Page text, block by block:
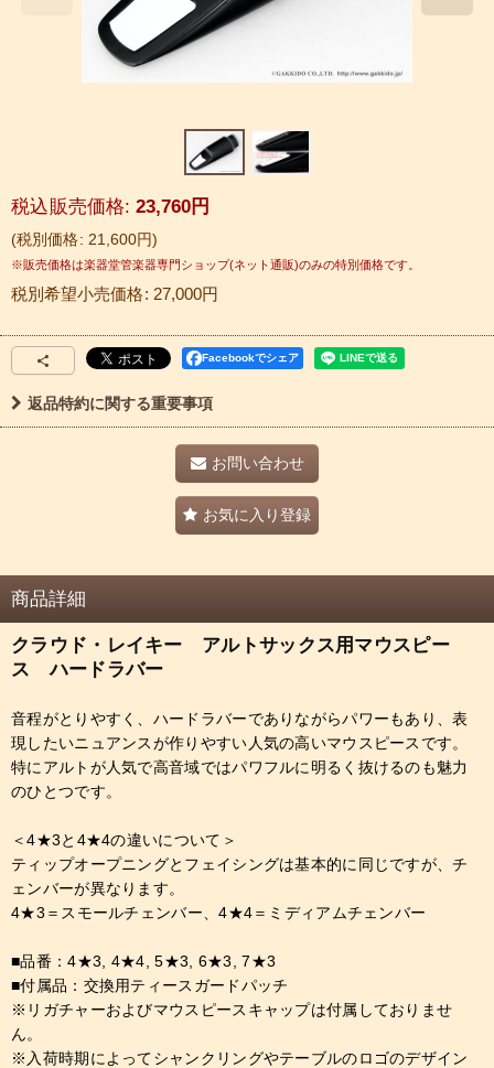
税別価格: 21,600円
税込 : 23,760円
税別希望小売価格: 27,000円
Facebookでシェア
返品特約に関する重要事項
お問い合わせ
お気に入り登録
商品詳細
クラウド・レイキー アルトサックス用マウスピー
ス ハードラバー
音程がとりやすく、ハードラバーでありながらパワーもあり、表
現したいニュアンスが作りやすい人気の高いマウスピースです。
特にアルトが人気で高音域ではパワフルに明るく抜けるのも魅力
のひとつです。
＜4★3と4★4の違いについて＞
ティップオープニングとフェイシングは基本的に同じですが、チ
ェンバーが異なります。
4★3＝スモールチェンバー、4★4＝ミディアムチェンバー
■品番：4★3, 4★4, 5★3, 6★3, 7★3
■付属品：交換用ティースガードパッチ
※リガチャーおよびマウスピースキャップは付属しておりませ
ん。
※入荷時期によってシャンクリングやテーブルのロゴのデザイン